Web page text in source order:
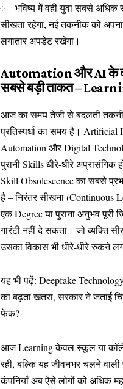
भविष्य में वही युवा सबसे अधिक
सीखता रहेगा, नई तकनीक को
लगातार अपडेट रखेगा।
Automation और AI के
सबसे बड़ी ताकत –
आज का समय तेजी से बदलती
प्रतिस्पर्धा का समय है। Artificial
Automation और Digital
पुरानी Skills धीरे-धीरे अप्रासंगिक
Skill Obsolescence का सबसे
है – निरंतर सीखना
एक Degree या पुराना अनुभव पूरी
गारंटी नहीं दे सकता। जो व्यक्ति
उसका विकास भी धीरे-धीरे रुकने
यह भी पढ़ें: Deepfake
का बढ़ता खतरा, सरकार ने जताई
फेक?
आज Learning केवल स्कूल या
रही, बल्कि यह जीवनभर चलने
कंपनियाँ अब ऐसे लोगों को अधिक